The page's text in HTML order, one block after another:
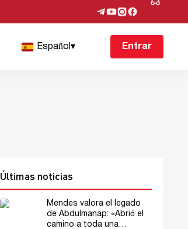
Español▾ Entrar
Últimas noticias
Mendes valora el legado
de Abdulmanap: «Abrió el
camino a toda una